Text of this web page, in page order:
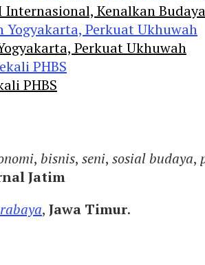
Internasional, Kenalkan
Perkuat Ukhuwah
PHBS
, bisnis, seni, sosial budaya,
Jatim
, Jawa Timur.